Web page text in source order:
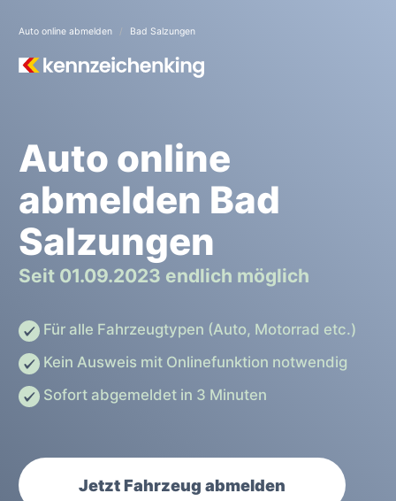
Auto online abmelden Bad Salzungen
Auto online
abmelden Bad
Salzungen
Seit 01.09.2023 endlich möglich
Für alle Fahrzeugtypen (Auto, Motorrad etc.)
Kein Ausweis mit Onlinefunktion notwendig
Sofort abgemeldet in 3 Minuten
Jetzt Fahrzeug abmelden